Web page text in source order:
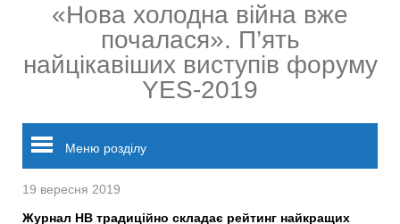
«Нова холодна війна вже
почалася». П’ять
найцікавіших виступів форуму
YES-2019
Меню розділу
19 вересня 2019
Журнал НВ традиційно складає рейтинг найкращих